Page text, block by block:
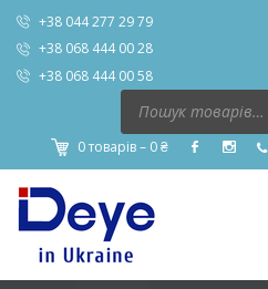
+38 044 277 29 79
+38 068 444 00 28
+38 068 444 00 58
Пошук
товарів
0 товарів – 0₴